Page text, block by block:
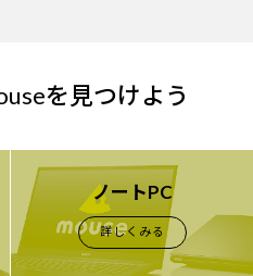
を見つけよう
ノートPC
詳しくみる